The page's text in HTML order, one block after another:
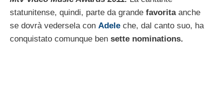
statunitense, quindi, parte da grande favoritaanche
se dovrà vedersela con Adele che, dal canto suo, ha
conquistato comunque ben sette nominations.